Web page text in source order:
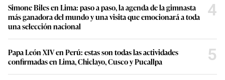
Simone Biles en Lima: paso a paso, la agenda de la gimnasta
más ganadora del mundo y una visita que emocionará a toda
una selección nacional
4
Papa León XIV en Perú: estas son todas las actividades
confirmadas en Lima, Chiclayo, Cusco y Pucallpa
5